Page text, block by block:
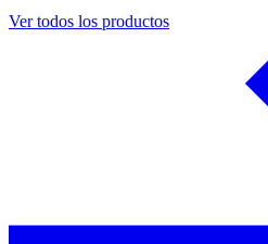
Ver todos los productos